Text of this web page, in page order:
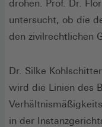
drohen. Prof. Dr.
untersucht, ob die
den zivilrechtlichen
Dr. Silke
wird die Linien des
in der